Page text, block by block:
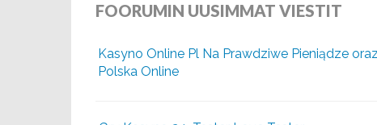
FOORUMIN UUSIMMAT VIESTIT
Kasyno Online Pl Na Prawdziwe Pieniądze
Polska Online